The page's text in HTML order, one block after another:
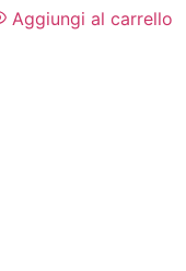
Aggiungi al carrello